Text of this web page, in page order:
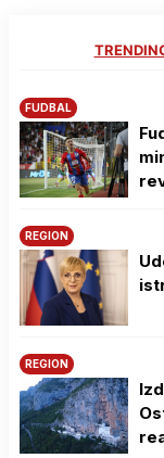
FUDBAL
REGION
REGION